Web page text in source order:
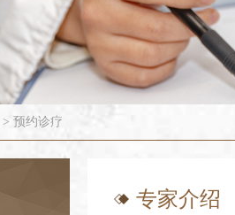
> 预约诊疗
专家介绍